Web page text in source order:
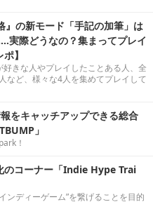
』の新モード「手記の加筆」は
実際どうなの？集まってプレイ
】
好きな人やプレイしたことある人、全
など、様々な4人を集めてプレイして
をキャッチアップできる総合
」
！
のコーナー「Indie Hype Trai
ンディーゲーム”を繋げることを目的